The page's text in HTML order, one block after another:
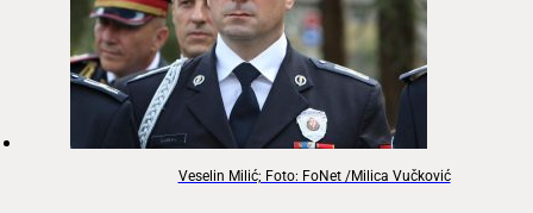
Veselin Milić; Foto: FoNet /Milica Vučković